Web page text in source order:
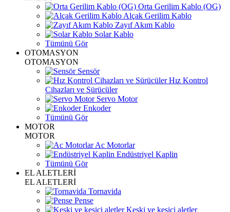
Orta Gerilim Kablo (OG)
Alçak Gerilim Kablo
Zayıf Akım Kablo
Solar Kablo
Tümünü Gör
OTOMASYON
OTOMASYON
Sensör
Hız Kontrol
Cihazları ve Sürücüler
Servo Motor
Enkoder
Tümünü Gör
MOTOR
MOTOR
Ac Motorlar
Endüstriyel Kaplin
Tümünü Gör
EL ALETLERİ
EL ALETLERİ
Tornavida
Pense
Keski ve kesici aletler